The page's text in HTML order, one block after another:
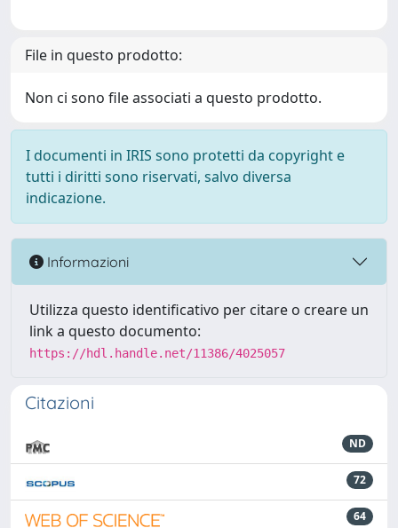
File in questo prodotto:
Non ci sono file associati a questo prodotto.
I documenti in IRIS sono protetti da copyright e
tutti i diritti sono riservati, salvo diversa
indicazione.
Informazioni
Utilizza questo identificativo per citare o creare un
link a questo documento:
https://hdl.handle.net/11386/4025057
Citazioni
ND
72
64